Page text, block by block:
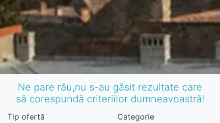
Ne pare rău,nu s-au găsit rezultate care
să corespundă criteriilor dumneavoastră!
Tip ofertă Categorie